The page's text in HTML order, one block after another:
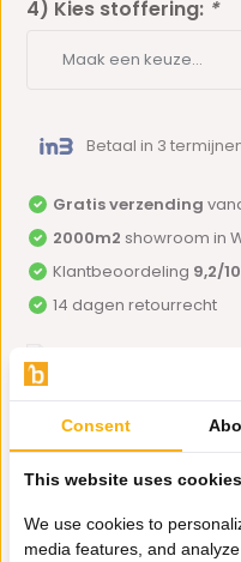
4) Kies stoffering: *
Betaal in 3
Gratis verzending
2000m2 showroom in
Klantbeoordeling 9,2/10
14 dagen retourrecht
Do you have a question
Our employee is happy to
Send mail
Productomschrijving
Consent
This website uses cookies
We use cookies to
media features, and